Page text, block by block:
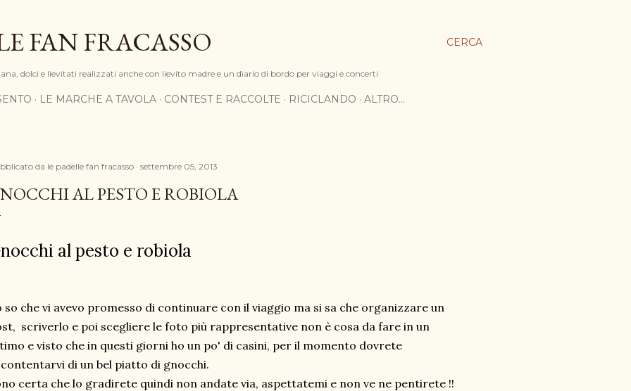
CERCA
FAN FRACASSO
dolci e lievitati realizzati anche con lievito madre e un diario di bordo per viaggi e concerti
LE MARCHE A TAVOLA CONTEST E RACCOLTE RICICLANDO ALTRO…
da le padelle fan fracasso settembre 05, 2013
AL PESTO E ROBIOLA
al pesto e robiola
so che vi avevo promesso di continuare con il viaggio ma si sa che organizzare un
scriverlo e poi scegliere le foto più rappresentative non è cosa da fare in un
e visto che in questi giorni ho un po' di casini, per il momento dovrete
di un bel piatto di gnocchi.
certa che lo gradirete quindi non andate via, aspettatemi e non ve ne pentirete !!